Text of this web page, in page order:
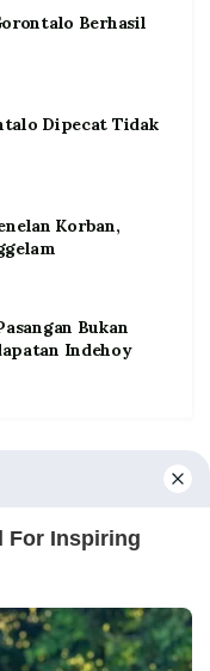
Berhasil
Dipecat Tidak
Korban,
Bukan
Indehoy
Pedoman Media Siber